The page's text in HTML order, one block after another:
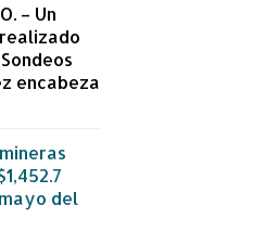
– Un
encabeza
del